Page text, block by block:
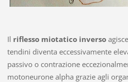
Il riflesso miotatico inverso
tendini diventa eccessivamente
passivo o contrazione
motoneurone alpha grazie agli